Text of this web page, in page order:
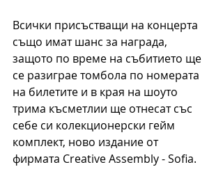
Всички присъстващи на концерта
също имат шанс за награда,
защото по време на събитието ще
се разиграе томбола по номерата
на билетите и в края на шоуто
трима късметлии ще отнесат със
себе си колекционерски гейм
комплект, ново издание от
фирмата Creative Assembly - Sofia.